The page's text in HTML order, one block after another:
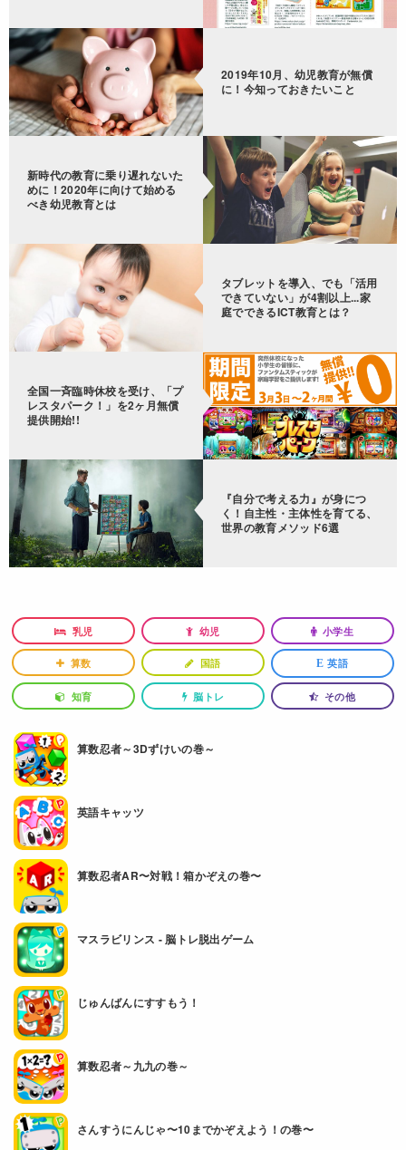
2019年10月、幼児教育が無償
に！今知っておきたいこと
新時代の教育に乗り遅れないた
めに！2020年に向けて始める
べき幼児教育とは
タブレットを導入、でも「活用
できていない」が4割以上...家
庭でできるICT教育とは？
全国一斉臨時休校を受け、「プ
レスタパーク！」を2ヶ月無償
提供開始!!
『自分で考える力』が身につ
く！自主性・主体性を育てる、
世界の教育メソッド6選
乳児 幼児 小学生
算数 国語 E 英語
知育 脳トレ その他
算数忍者～3Dずけいの巻～
英語キャッツ
算数忍者AR〜対戦！箱かぞえの巻〜
マスラビリンス - 脳トレ脱出ゲーム
じゅんばんにすすもう！
算数忍者～九九の巻～
さんすうにんじゃ〜10までかぞえよう！の巻〜